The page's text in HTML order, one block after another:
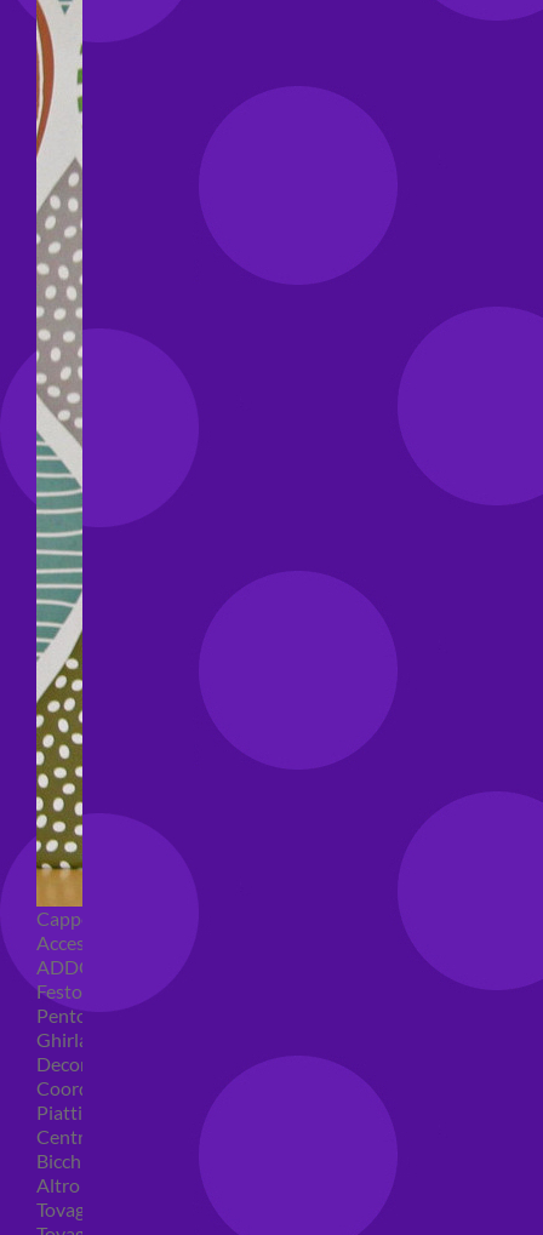
Cappellini per feste
Accessori per feste
ADDOBBI COMPLEANNO
Festoni compleanno
Pentolacce
Ghirlande decorative
Decorazioni tavola
Coordinati tavola per feste
Piatti compleanno
Centrotavola
Bicchieri feste
Altro
Tovaglioli